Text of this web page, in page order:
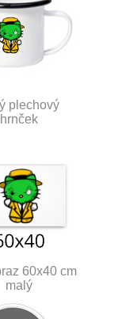
plechový
hrnček
60x40 cm
malý